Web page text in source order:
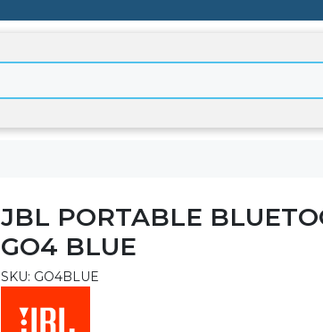
JBL PORTABLE
GO4 BLUE
SKU: GO4BLUE